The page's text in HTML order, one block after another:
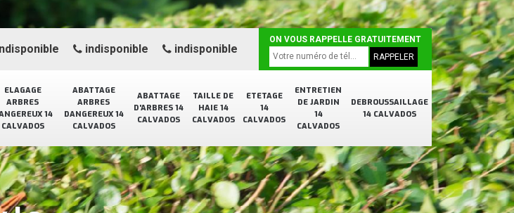
ELAGAGE
ARBRES
14
CALVADOS
ABATTAGE
ARBRES
DANGEREUX 14
CALVADOS
ABATTAGE
D'ARBRES 14
CALVADOS
TAILLE DE
HAIE 14
CALVADOS
ETETAGE
14
CALVADOS
ENTRETIEN
DE JARDIN
14
CALVADOS
DEBROUSSAILLAGE
14 CALVADOS
indisponible indisponible
ON VOUS RAPPELLE GRATUITEMENT